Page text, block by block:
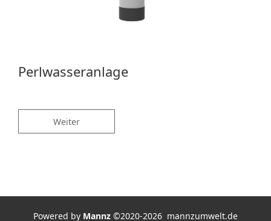
Perlwasseranlage
Weiter
Powered by Mannz ©2020-2026 mannzumwelt.de